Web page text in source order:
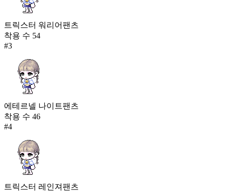
트릭스터 워리어팬츠
착용 수 54
#3
에테르넬 나이트팬츠
착용 수 46
#4
트릭스터 레인져팬츠